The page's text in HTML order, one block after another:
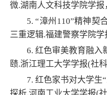
微.湖南人文科技学院学报
5. “漳州110”精神契
三重逻辑.福建警察学院学
6. 红色审美教育融入
赜.浙江理工大学学报(社
7. 红色家书对大学生